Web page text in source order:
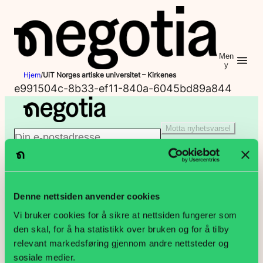
Denne nettsiden anvender cookies
Vi bruker cookies for å sikre at nettsiden fungerer som
den skal, for å ha statistikk over bruken og for å tilby
relevant markedsføring gjennom andre nettsteder og
sosiale medier.
innhold
Men
y
Hjem/UiT Norges artiske universitet – Kirkenes
e991504c-8b33-ef11-840a-6045bd89a844
E
p
o
s
Motta nyhetsvarsel
Klikk for å starte verifiseringen
PB 9187 Grønland, 0187 Oslo
Lakkegata 23, 0134 Oslo